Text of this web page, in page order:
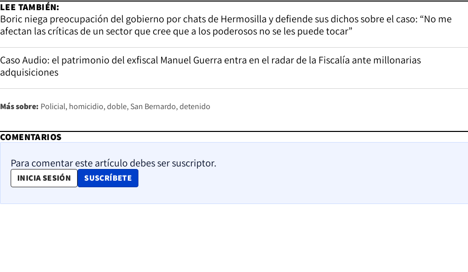
LEE TAMBIÉN:
Boric niega preocupación del gobierno por chats de Hermosilla y defiende sus dichos sobre el caso: “No me
afectan las críticas de un sector que cree que a los poderosos no se les puede tocar”
Caso Audio: el patrimonio del exfiscal Manuel Guerra entra en el radar de la Fiscalía ante millonarias
adquisiciones
Más sobre: Policial homicidio doble San Bernardo detenido
COMENTARIOS
Para comentar este artículo debes ser suscriptor.
INICIA SESIÓN SUSCRÍBETE
OPENS IN NEW WINDOW